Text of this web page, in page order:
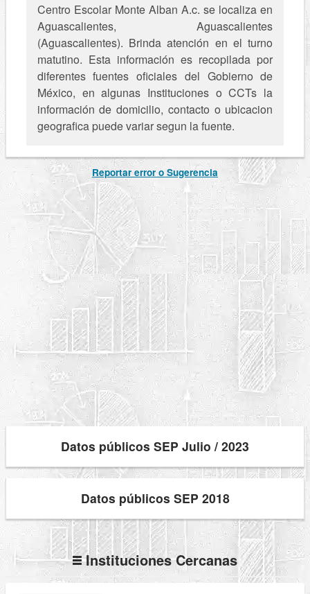
Centro Escolar Monte Alban A.c. se localiza en
Aguascalientes, Aguascalientes
(Aguascalientes). Brinda atención en el turno
matutino. Esta información es recopilada por
diferentes fuentes oficiales del Gobierno de
México, en algunas Instituciones o CCTs la
información de domicilio, contacto o ubicacion
geografica puede variar segun la fuente.
Reportar error o Sugerencia
Datos públicos SEP Julio / 2023
Datos públicos SEP 2018
Instituciones Cercanas